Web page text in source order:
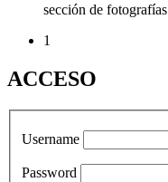
sección de fotografías
1
ACCESO
Username
Password